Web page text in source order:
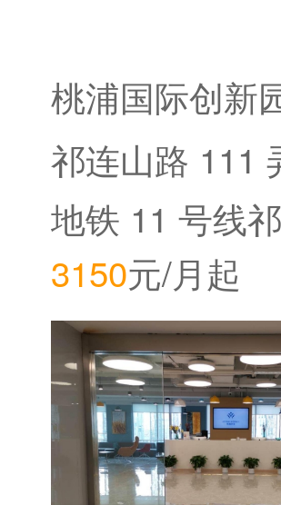
桃浦国际创新
祁连山路 111
地铁 11 号线
站
3150元/月起